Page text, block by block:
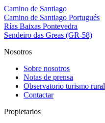
Camino de Santiago
Camino de Santiago Portugués
Rías Baixas Pontevedra
Sendeiro das Greas (GR-58)
Nosotros
Sobre nosotros
Notas de prensa
Observatorio turismo rural
Contactar
Propietarios